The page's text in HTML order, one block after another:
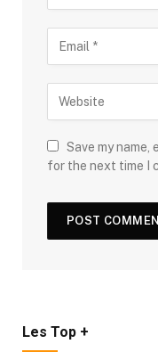
Save my name,
for the next time I
Les Top +